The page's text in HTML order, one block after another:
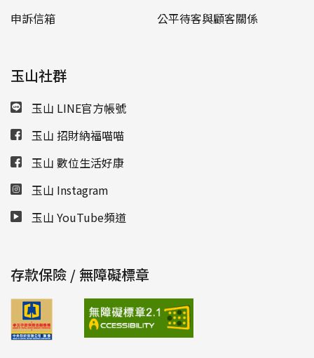
申訴信箱
公平待客與顧客關係
玉山社群
玉山 LINE官方帳號
玉山 招財納福喵喵
玉山 數位生活好康
玉山 Instagram
玉山 YouTube頻道
存款保險 / 無障礙標章